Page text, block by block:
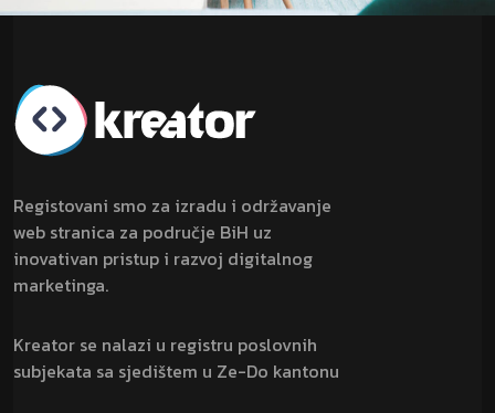
Registovani smo za izradu i održavanje
web stranica za područje BiH uz
inovativan pristup i razvoj digitalnog
marketinga.
Kreator se nalazi u registru poslovnih
subjekata sa sjedištem u Ze-Do kantonu